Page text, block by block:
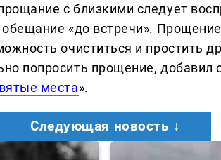
с близкими следует
«до встречи».
очиститься и простить
попросить прощение, добавил
места».
Следующая новость ↓